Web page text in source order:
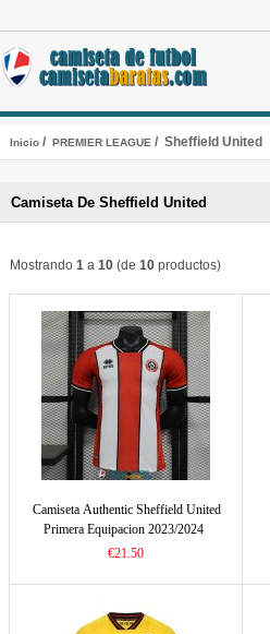
Inicio/ PREMIER LEAGUE/ Sheffield United
Camiseta De Sheffield United
Mostrando 1a 10(de 10productos)
Camiseta Authentic Sheffield United
Primera Equipacion 2023/2024
€21.50